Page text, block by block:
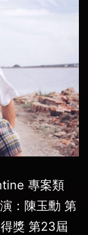
專案類
：陳玉勳 第
獎 第23屆